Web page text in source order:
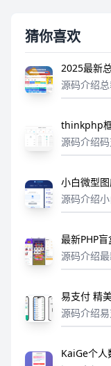
猜你喜欢
2025最新
源码介绍
现在是重
的后台操
thinkphp
源码介绍
于个人免
序，个人免
小白微型
源码介绍
图片和视
后台。测
最新PHP
线回收
源码介绍
信验证+在
支付通道
易支付 精
统
源码介绍
银管理系
方式。用
KaiGe个人